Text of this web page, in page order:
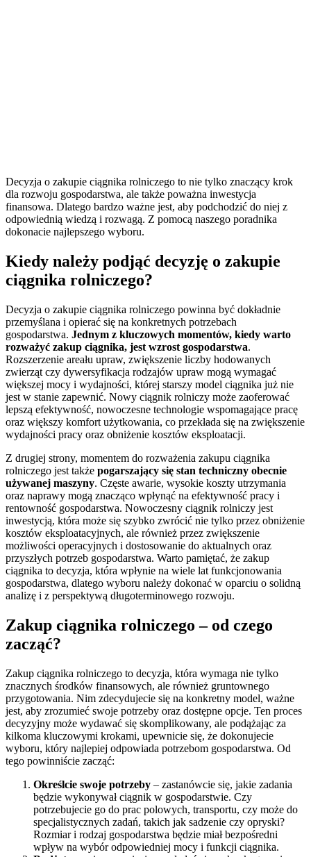
Decyzja o zakupie ciągnika rolniczego to nie tylko znaczący krok
dla rozwoju gospodarstwa, ale także poważna inwestycja
finansowa. Dlatego bardzo ważne jest, aby podchodzić do niej z
odpowiednią wiedzą i rozwagą. Z pomocą naszego poradnika
dokonacie najlepszego wyboru.
Kiedy należy podjąć decyzję o zakupie
ciągnika rolniczego?
Decyzja o zakupie ciągnika rolniczego powinna być dokładnie
przemyślana i opierać się na konkretnych potrzebach
gospodarstwa. Jednym z kluczowych momentów, kiedy warto
rozważyć zakup ciągnika, jest wzrost gospodarstwa.
Rozszerzenie areału upraw, zwiększenie liczby hodowanych
zwierząt czy dywersyfikacja rodzajów upraw mogą wymagać
większej mocy i wydajności, której starszy model ciągnika już nie
jest w stanie zapewnić. Nowy ciągnik rolniczy może zaoferować
lepszą efektywność, nowoczesne technologie wspomagające pracę
oraz większy komfort użytkowania, co przekłada się na zwiększenie
wydajności pracy oraz obniżenie kosztów eksploatacji.
Z drugiej strony, momentem do rozważenia zakupu ciągnika
rolniczego jest także pogarszający się stan techniczny obecnie
używanej maszyny. Częste awarie, wysokie koszty utrzymania
oraz naprawy mogą znacząco wpłynąć na efektywność pracy i
rentowność gospodarstwa. Nowoczesny ciągnik rolniczy jest
inwestycją, która może się szybko zwrócić nie tylko przez obniżenie
kosztów eksploatacyjnych, ale również przez zwiększenie
możliwości operacyjnych i dostosowanie do aktualnych oraz
przyszłych potrzeb gospodarstwa. Warto pamiętać, że zakup
ciągnika to decyzja, która wpłynie na wiele lat funkcjonowania
gospodarstwa, dlatego wyboru należy dokonać w oparciu o solidną
analizę i z perspektywą długoterminowego rozwoju.
Zakup ciągnika rolniczego – od czego
zacząć?
Zakup ciągnika rolniczego to decyzja, która wymaga nie tylko
znacznych środków finansowych, ale również gruntownego
przygotowania. Nim zdecydujecie się na konkretny model, ważne
jest, aby zrozumieć swoje potrzeby oraz dostępne opcje. Ten proces
decyzyjny może wydawać się skomplikowany, ale podążając za
kilkoma kluczowymi krokami, upewnicie się, że dokonujecie
wyboru, który najlepiej odpowiada potrzebom gospodarstwa. Od
tego powinniście zacząć:
Określcie swoje potrzeby – zastanówcie się, jakie zadania
będzie wykonywał ciągnik w gospodarstwie. Czy
potrzebujecie go do prac polowych, transportu, czy może do
specjalistycznych zadań, takich jak sadzenie czy opryski?
Rozmiar i rodzaj gospodarstwa będzie miał bezpośredni
wpływ na wybór odpowiedniej mocy i funkcji ciągnika.